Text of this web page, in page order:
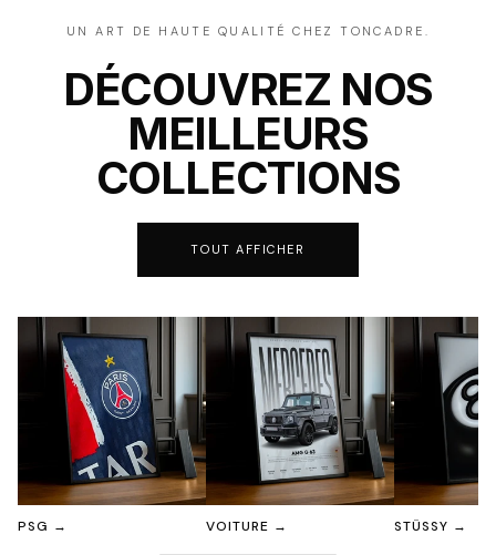
UN ART DE HAUTE QUALITÉ CHEZ TONCADRE.
DÉCOUVREZ NOS
MEILLEURS
COLLECTIONS
TOUT AFFICHER
PSG → VOITURE → STÜSSY →